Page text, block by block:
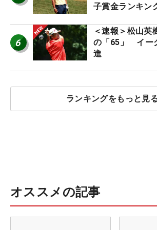
子賞金ランキン
6
＜速報＞松山英
の「65」 イー
進
ランキングをもっと見
オススメの記事